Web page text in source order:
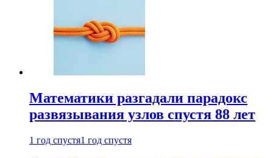
Математики разгадали парадокс
развязывания узлов спустя 88 лет
1 год спустя1 год спустя